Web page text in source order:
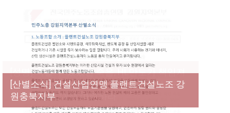
[성명] 막을 수 있었던 죽음, HL만도가 책임져
라 : 청년노동자 사망사고의 철저한 진상규명
과 재발방지 대책 마련하라
[산별소식] 건설산업연맹 플랜트건설노조 강
원충북지부
[강릉,속초,원주,춘천] 폭염감시단 사업 이모저
모
[조합원☆인터뷰] 서비스연맹 전국학교비정
규직노동조합 강원지부 김유미 춘천지회장
[본부소식] 강원지역 노동자 합창단 모임